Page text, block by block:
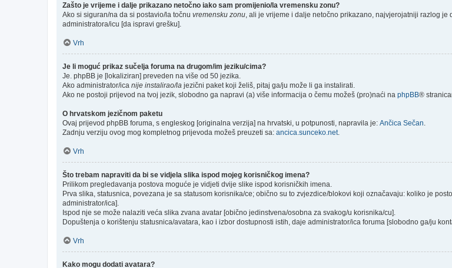
Zašto je vrijeme i dalje prikazano netočno iako sam promijenio/la vremensku zonu?
Ako si siguran/na da si postavio/la točnu vremensku zonu , ali je vrijeme i dalje netočno prikazano, najvjerojatniji razlog
administratora/icu [da ispravi grešku].
Vrh
Je li moguć prikaz sučelja foruma na drugom/im jeziku/cima?
Je. phpBB je [lokaliziran] preveden na više od 50 jezika.
Ako administrator/ica nije instalirao/la jezični paket koji želiš, pitaj ga/ju može li ga instalirati.
Ako ne postoji prijevod na tvoj jezik, slobodno ga napravi (a) više informacija o čemu možeš (pro)naći na phpBB®
O hrvatskom jezičnom paketu
Ovaj prijevod phpBB foruma, s engleskog [originalna verzija] na hrvatski, u potpunosti, napravila je: Ančica Sečan
Zadnju verziju ovog mog kompletnog prijevoda možeš preuzeti sa: ancica.sunceko.net.
Vrh
Što trebam napraviti da bi se vidjela slika ispod mojeg korisničkog imena?
Prilikom pregledavanja postova moguće je vidjeti dvije slike ispod korisničkih imena.
Prva slika, statusnica, povezana je sa statusom korisnika/ce; obično su to zvjezdice/blokovi koji označavaju: koliko je
administrator/ica].
Ispod nje se može nalaziti veća slika zvana avatar [obično jedinstvena/osobna za svakog/u korisnika/cu].
Dopuštenja o korištenju statusnica/avatara, kao i izbor dostupnosti istih, daje administrator/ica foruma [slobodno ga/ju
Vrh
Kako mogu dodati avatara?